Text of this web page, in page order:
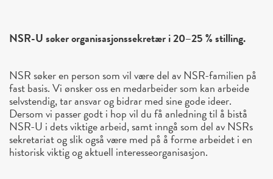
NSR-U søker organisasjonssekretær i 20–25 % stilling.
NSR søker en person som vil være del av NSR-familien på
fast basis. Vi ønsker oss en medarbeider som kan arbeide
selvstendig, tar ansvar og bidrar med sine gode ideer.
Dersom vi passer godt i hop vil du få anledning til å bistå
NSR-U i dets viktige arbeid, samt inngå som del av NSRs
sekretariat og slik også være med på å forme arbeidet i en
historisk viktig og aktuell interesseorganisasjon.